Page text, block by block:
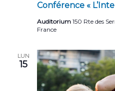
Conférence «
Auditorium 150 Rte des
France
LUN
15